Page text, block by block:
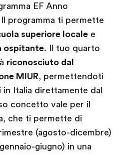
EF Anno
programma ti permette
superiore locale e
ospitante. Il tuo quarto
riconosciuto dal
MIUR, permettendoti
Italia direttamente dal
concetto vale per il
che ti permette di
(agosto-dicembre)
giugno) in una